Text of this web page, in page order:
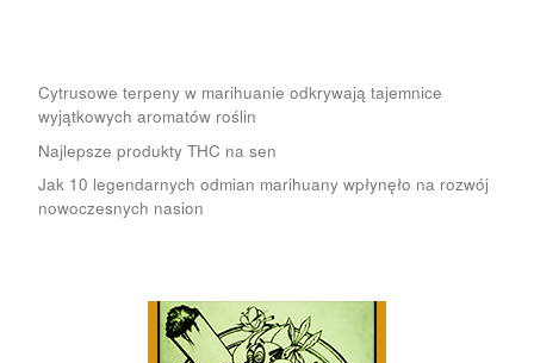
Cytrusowe terpeny w marihuanie odkrywają tajemnice
wyjątkowych aromatów roślin
Najlepsze produkty THC na sen
Jak 10 legendarnych odmian marihuany wpłynęło na rozwój
nowoczesnych nasion